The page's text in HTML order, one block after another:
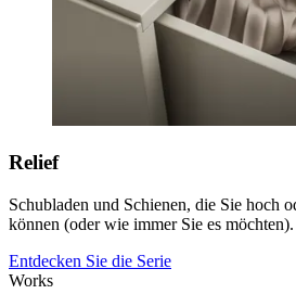
Relief
Schubladen und Schienen, die Sie hoch
können (oder wie immer Sie es möchten).
Entdecken Sie die Serie
Works